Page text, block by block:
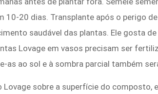
20 dias. Transplante após o perigo
saudável das plantas. Ele gosta
Lovage em vasos precisam ser
ao sol e à sombra parcial também
Lovage sobre a superfície do composto,